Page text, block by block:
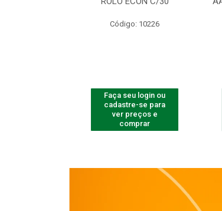
Código: 10226
Faça seu login ou
cadastre-se para
ver preços e
comprar